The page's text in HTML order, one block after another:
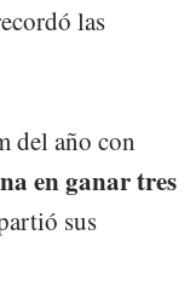
las
del año con
en ganar tres
sus